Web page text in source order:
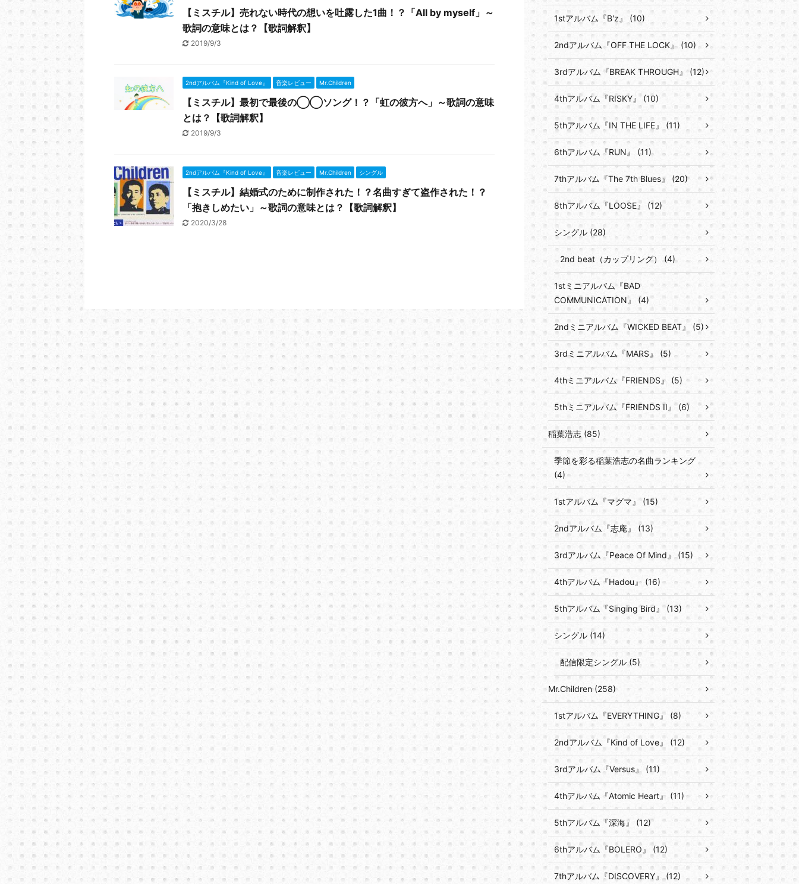
【ミスチル】売れない時代の想いを吐露した1曲！？「All by myself」～
歌詞の意味とは？【歌詞解釈】
2019/9/3
2ndアルバム『Kind of Love』 音楽レビュー Mr.Children
【ミスチル】最初で最後の◯◯ソング！？「虹の彼方へ」～歌詞の意味
とは？【歌詞解釈】
2019/9/3
2ndアルバム『Kind of Love』 音楽レビュー Mr.Children シングル
【ミスチル】結婚式のために制作された！？名曲すぎて盗作された！？
「抱きしめたい」～歌詞の意味とは？【歌詞解釈】
2020/3/28
1stアルバム『B'z』 (10)
2ndアルバム『OFF THE LOCK』 (10)
3rdアルバム『BREAK THROUGH』 (12)
4thアルバム『RISKY』 (10)
5thアルバム『IN THE LIFE』 (11)
6thアルバム『RUN』 (11)
7thアルバム『The 7th Blues』 (20)
8thアルバム『LOOSE』 (12)
シングル (28)
2nd beat（カップリング） (4)
1stミニアルバム『BAD
COMMUNICATION』 (4)
2ndミニアルバム『WICKED BEAT』 (5)
3rdミニアルバム『MARS』 (5)
4thミニアルバム『FRIENDS』 (5)
5thミニアルバム『FRIENDS II』 (6)
稲葉浩志 (85)
季節を彩る稲葉浩志の名曲ランキング
(4)
1stアルバム『マグマ』 (15)
2ndアルバム『志庵』 (13)
3rdアルバム『Peace Of Mind』 (15)
4thアルバム『Hadou』 (16)
5thアルバム『Singing Bird』 (13)
シングル (14)
配信限定シングル (5)
Mr.Children (258)
1stアルバム『EVERYTHING』 (8)
2ndアルバム『Kind of Love』 (12)
3rdアルバム『Versus』 (11)
4thアルバム『Atomic Heart』 (11)
5thアルバム『深海』 (12)
6thアルバム『BOLERO』 (12)
7thアルバム『DISCOVERY』 (12)